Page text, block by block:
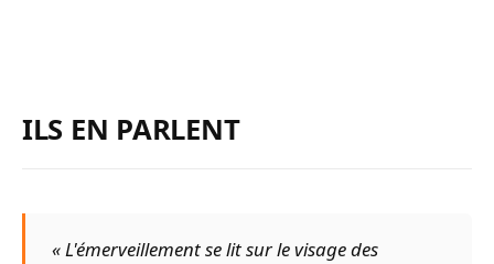
ILS EN PARLENT
« L'émerveillement se lit sur le visage des